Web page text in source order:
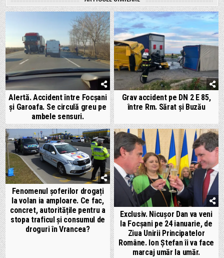
Alertă. Accident între Focșani
și Garoafa. Se circulă greu pe
ambele sensuri.
Grav accident pe DN 2 E 85,
între Rm. Sărat și Buzău
Fenomenul șoferilor drogați
la volan ia amploare. Ce fac,
concret, autoritățile pentru a
stopa traficul și consumul de
droguri în Vrancea?
Exclusiv. Nicușor Dan va veni
la Focșani pe 24 ianuarie, de
Ziua Unirii Principatelor
Române. Ion Ștefan îi va face
marcaj umăr la umăr.